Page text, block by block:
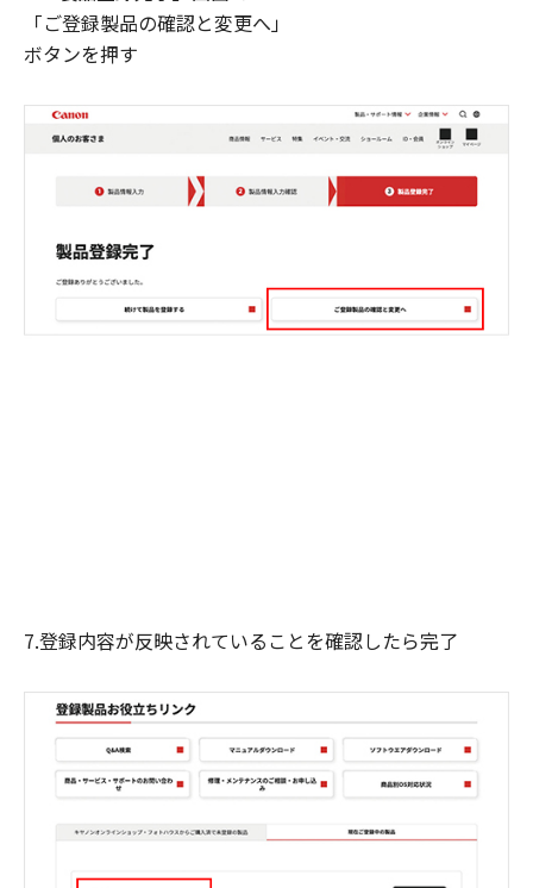
「ご登録製品の確認と変更へ」
ボタンを押す
7.登録内容が反映されていることを確認したら完了